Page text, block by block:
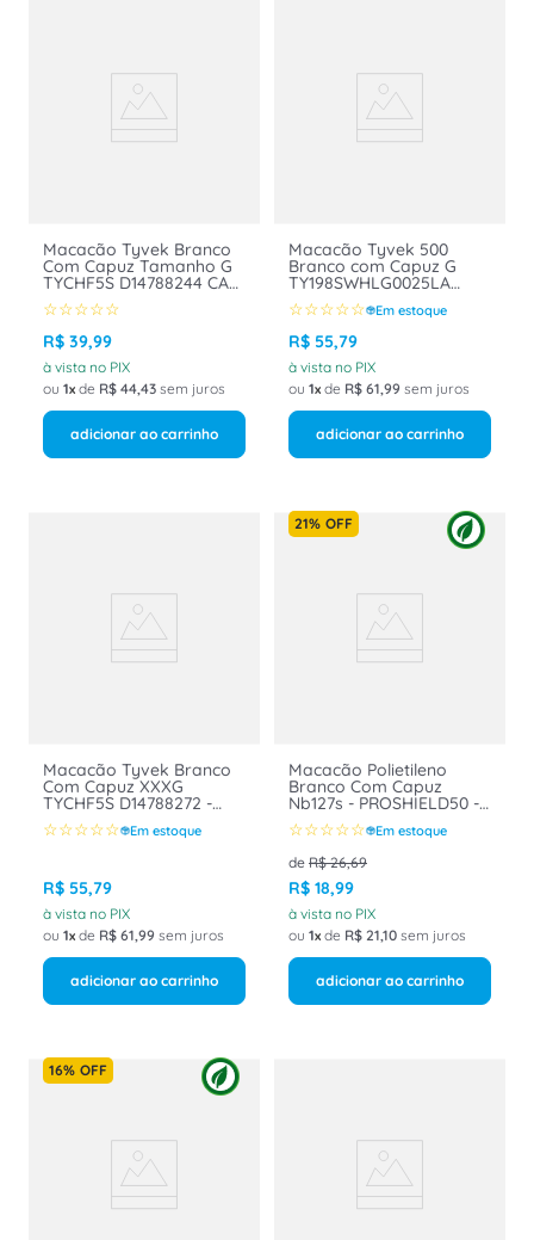
Macacão Tyvek Branco
Com Capuz Tamanho G
TYCHF5S D14788244 CA
34187 Dupont
☆☆☆☆☆
R$ 39,99
à vista no PIX
ou 1 de R$ 44,43 sem juros
adicionar ao carrinho
Macacão Tyvek 500
Branco com Capuz G
TY198SWHLG0025LA
Dupont
☆☆☆☆☆ Em estoque
R$ 55,79
à vista no PIX
ou 1 de R$ 61,99 sem juros
adicionar ao carrinho
Macacão Tyvek Branco
Com Capuz XXXG
TYCHF5S D14788272 -
DUPONT
☆☆☆☆☆ Em estoque
R$ 55,79
à vista no PIX
ou 1 de R$ 61,99 sem juros
adicionar ao carrinho
21% OFF
Macacão Polietileno
Branco Com Capuz
Nb127s - PROSHIELD50 -
DUPONT Tam XG
☆☆☆☆☆ Em estoque
de R$ 26,69
R$ 18,99
à vista no PIX
ou 1 de R$ 21,10 sem juros
adicionar ao carrinho
16% OFF